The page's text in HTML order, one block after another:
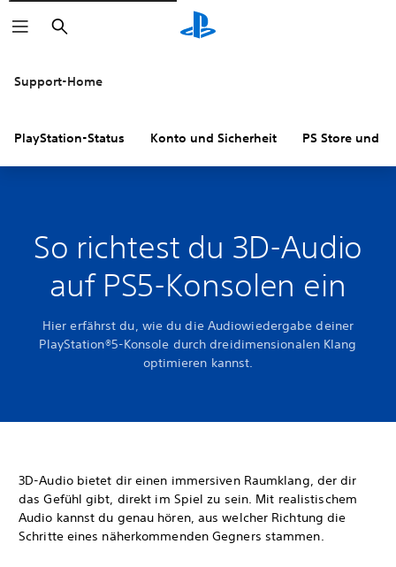
Suchen
Support-Home
PlayStation-Status Konto und Sicherheit PS Store und
So richtest du 3D-Audio
auf PS5-Konsolen ein
Hier erfährst du, wie du die Audiowiedergabe deiner
PlayStation®5-Konsole durch dreidimensionalen Klang
optimieren kannst.
3D-Audio bietet dir einen immersiven Raumklang, der dir
das Gefühl gibt, direkt im Spiel zu sein. Mit realistischem
Audio kannst du genau hören, aus welcher Richtung die
Schritte eines näherkommenden Gegners stammen.